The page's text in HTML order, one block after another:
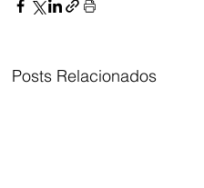
Posts Relacionados